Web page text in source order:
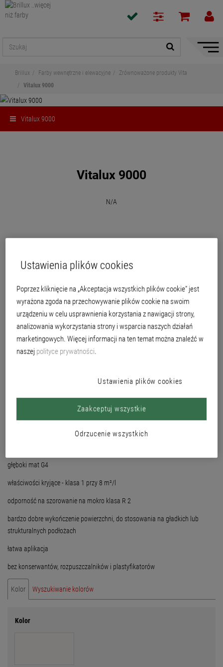
Pokaż
Brillux Farby wewnętrzne i elewacyjne
Zrównoważone produkty Vita
Vitalux 9000
Vitalux 9000
Vitalux 9000
N/A
Dzięki zastosowaniu surowców odnawialnych (bilans masowy) uzyskano
głęboki mat G4
właściwości kryjące - klasa 1 przy 8 m²/l
odporność na szorowanie na mokro klasa R 2
bardzo dobre wykończenie powierzchni, do stosowania na gładkich lub
strukturalnych podłożach
łatwa aplikacja
bez konserwantów, rozpuszczalników i plastyfikatorów
Kolor Wyszukiwanie kolorów
Kolor
Ustawienia plików cookies
Poprzez kliknięcie na „Akceptacja wszystkich plików cookie” jest
wyrażona zgoda na przechowywanie plików cookie na swoim
urządzeniu w celu usprawnienia korzystania z nawigacji strony,
analizowania wykorzystania strony i wsparcia naszych działań
marketingowych. Więcej informacji na ten temat można znaleźć w
naszej polityce prywatności.
Ustawienia plików cookies
Odrzucenie wszystkich
Zaakceptuj wszystkie